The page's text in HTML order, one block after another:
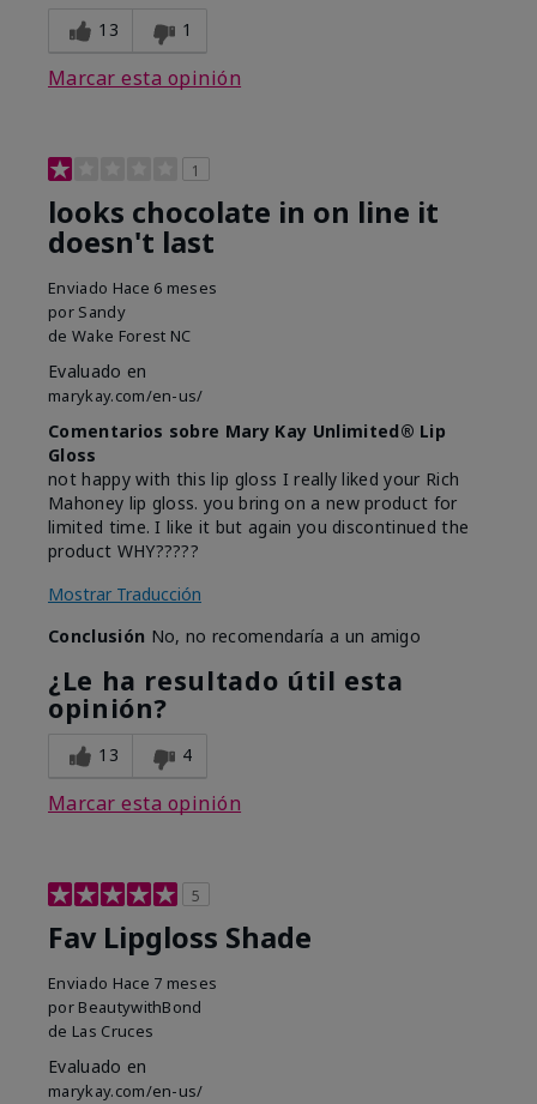
13 1
Marcar esta opinión
1
looks chocolate in on line it
doesn't last
Enviado Hace 6 meses
por Sandy
de Wake Forest NC
Evaluado en
marykay.com/en-us/
Comentarios sobre Mary Kay Unlimited® Lip
Gloss
not happy with this lip gloss I really liked your Rich
Mahoney lip gloss. you bring on a new product for
limited time. I like it but again you discontinued the
product WHY?????
Mostrar Traducción
Conclusión No, no recomendaría a un amigo
¿Le ha resultado útil esta
opinión?
13 4
Marcar esta opinión
5
Fav Lipgloss Shade
Enviado Hace 7 meses
por BeautywithBond
de Las Cruces
Evaluado en
marykay.com/en-us/